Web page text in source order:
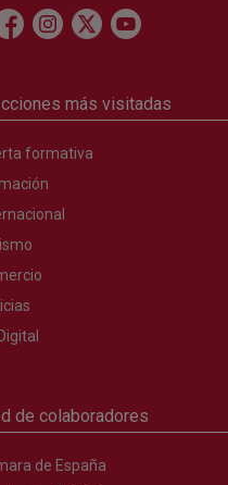
más visitadas
formativa
de colaboradores
de España